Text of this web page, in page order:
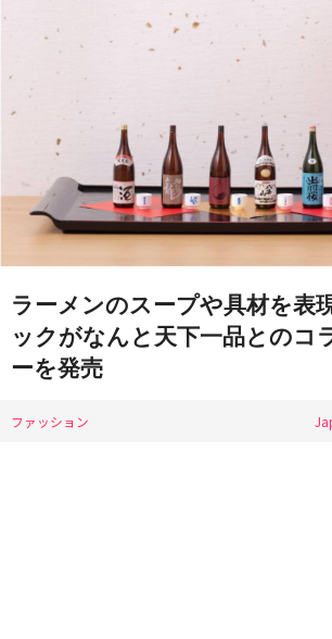
ラーメンのスープや具材を表
ックがなんと天下一品とのコ
ーを発売
ファッション